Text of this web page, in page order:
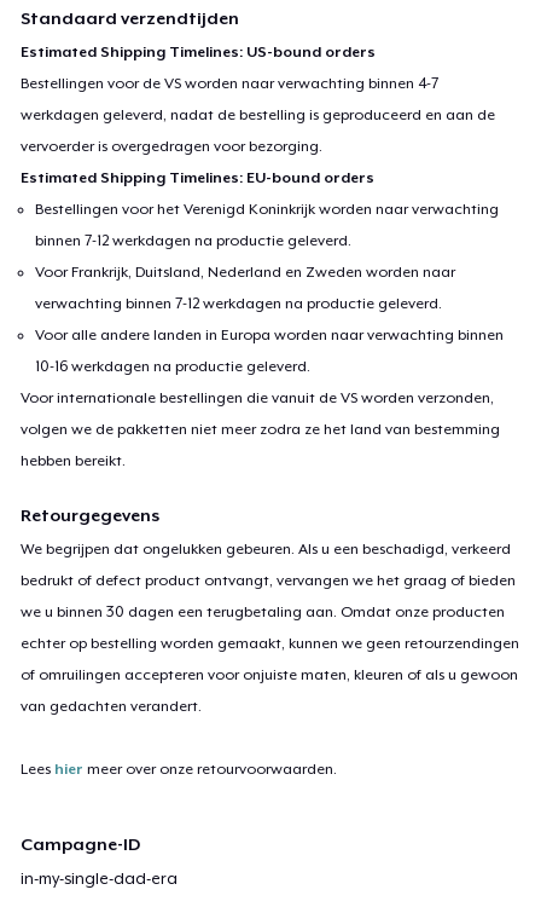
Standaard verzendtijden
Estimated Shipping Timelines: US-bound orders
Bestellingen voor de VS worden naar verwachting binnen 4-7
werkdagen geleverd, nadat de bestelling is geproduceerd en aan de
vervoerder is overgedragen voor bezorging.
Estimated Shipping Timelines: EU-bound orders
Bestellingen voor het Verenigd Koninkrijk worden naar verwachting
binnen 7-12 werkdagen na productie geleverd.
Voor Frankrijk, Duitsland, Nederland en Zweden worden naar
verwachting binnen 7-12 werkdagen na productie geleverd.
Voor alle andere landen in Europa worden naar verwachting binnen
10-16 werkdagen na productie geleverd.
Voor internationale bestellingen die vanuit de VS worden verzonden,
volgen we de pakketten niet meer zodra ze het land van bestemming
hebben bereikt.
Retourgegevens
We begrijpen dat ongelukken gebeuren. Als u een beschadigd, verkeerd
bedrukt of defect product ontvangt, vervangen we het graag of bieden
we u binnen 30 dagen een terugbetaling aan. Omdat onze producten
echter op bestelling worden gemaakt, kunnen we geen retourzendingen
of omruilingen accepteren voor onjuiste maten, kleuren of als u gewoon
van gedachten verandert.
Lees hier meer over onze retourvoorwaarden.
Campagne-ID
in-my-single-dad-era